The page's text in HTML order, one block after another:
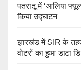
पतरातू में ‘आलिया
किया उद्घाटन
झारखंड में SIR के
वोटरों का हुआ डाटा